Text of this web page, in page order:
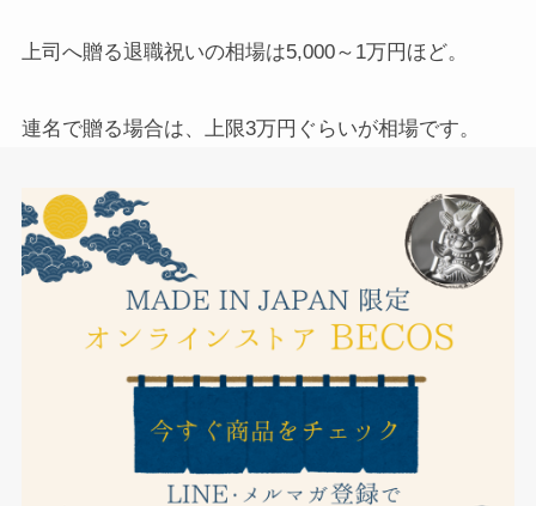
上司へ贈る退職祝いの相場は5,000～1万円ほど。
連名で贈る場合は、上限3万円ぐらいが相場です。